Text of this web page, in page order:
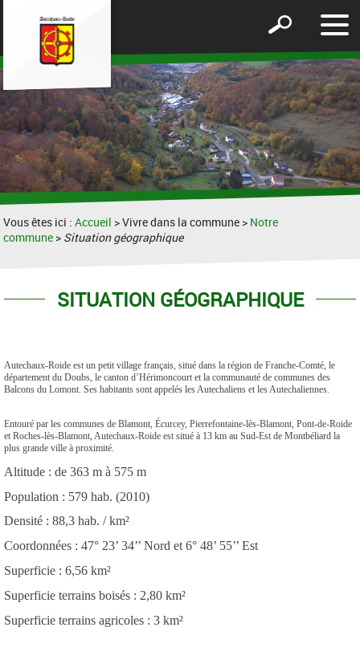
le
Afficher
formulaire
de
recherche
Vous êtes ici :Accueil > Vivre dans la commune > Notre
commune > Situation géographique
SITUATION GÉOGRAPHIQUE
Autechaux-Roide est un petit village français, situé dans la région de Franche-Comté, le
département du Doubs, le canton d’Hérimoncourt et la communauté de communes des
Balcons du Lomont. Ses habitants sont appelés les Autechaliens et les Autechaliennes.
Entouré par les communes de Blamont, Écurcey, Pierrefontaine-lès-Blamont, Pont-de-Roide
et Roches-lès-Blamont, Autechaux-Roide est situé à 13 km au Sud-Est de Montbéliard la
plus grande ville à proximité.
Altitude : de 363 m à 575 m
Population : 579 hab. (2010)
Densité : 88,3 hab. / km²
Coordonnées : 47° 23’ 34’’ Nord et 6° 48’ 55’’ Est
Superficie : 6,56 km²
Superficie terrains boisés : 2,80 km²
Superficie terrains agricoles : 3 km²